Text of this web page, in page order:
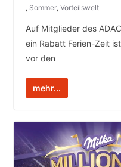
, Sommer, Vorteilswelt
Auf Mitglieder des
ein Rabatt Ferien-Zeit
vor den
mehr...